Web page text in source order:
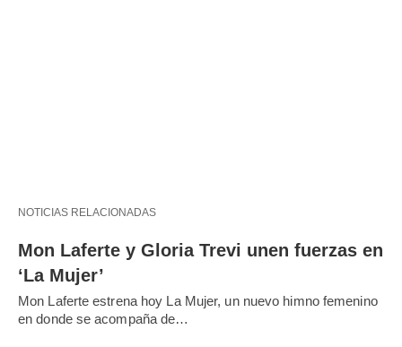
NOTICIAS RELACIONADAS
Mon Laferte y Gloria Trevi unen fuerzas en
‘La Mujer’
Mon Laferte estrena hoy La Mujer, un nuevo himno femenino
en donde se acompaña de…